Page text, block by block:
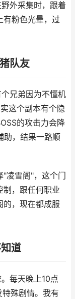
外采集时，跟着
有粉色光晕，过
队友
兄弟因为不懂机
这个副本有个隐
的攻击力会降
助，结果一路顺
"凌雪阁"，这个门
制，跟任何职业
的，现在都成服
道
每天晚上10点
特殊剧情。我有